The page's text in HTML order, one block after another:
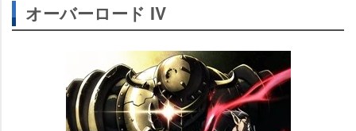
オーバーロード IV